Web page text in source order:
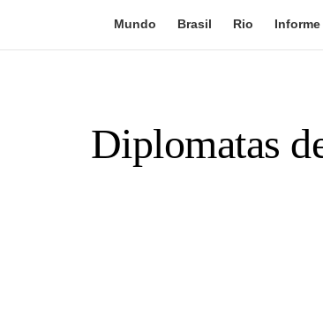
Mundo Brasil Rio Informe
Diplomatas